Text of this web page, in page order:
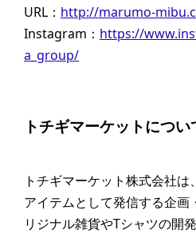
URL： http://marumo-
Instagram： https://
a_group/
トチギマーケットについ
トチギマーケット株式会社
アイテムとして発信する企画
リジナル雑貨やTシャツの開